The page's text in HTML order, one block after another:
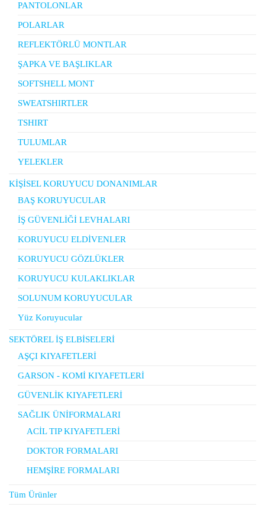
PANTOLONLAR
POLARLAR
REFLEKTÖRLÜ MONTLAR
ŞAPKA VE BAŞLIKLAR
SOFTSHELL MONT
SWEATSHIRTLER
TSHIRT
TULUMLAR
YELEKLER
KİŞİSEL KORUYUCU DONANIMLAR
BAŞ KORUYUCULAR
İŞ GÜVENLİĞİ LEVHALARI
KORUYUCU ELDİVENLER
KORUYUCU GÖZLÜKLER
KORUYUCU KULAKLIKLAR
SOLUNUM KORUYUCULAR
Yüz Koruyucular
SEKTÖREL İŞ ELBİSELERİ
AŞÇI KIYAFETLERİ
GARSON - KOMİ KIYAFETLERİ
GÜVENLİK KIYAFETLERİ
SAĞLIK ÜNİFORMALARI
ACİL TIP KIYAFETLERİ
DOKTOR FORMALARI
HEMŞİRE FORMALARI
Tüm Ürünler